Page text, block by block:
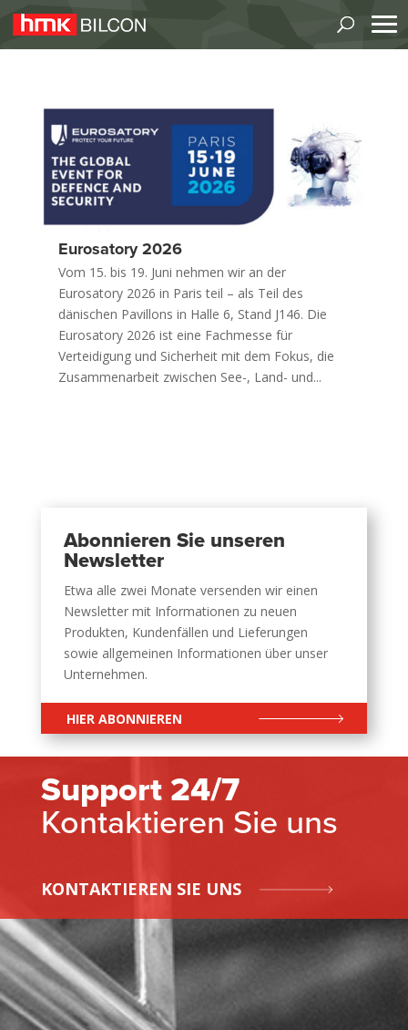
Eurosatory 2026
Vom 15. bis 19. Juni nehmen wir an der
Eurosatory 2026 in Paris teil – als Teil des
dänischen Pavillons in Halle 6, Stand J146. Die
Eurosatory 2026 ist eine Fachmesse für
Verteidigung und Sicherheit mit dem Fokus, die
Zusammenarbeit zwischen See-, Land- und...
Abonnieren Sie unseren
Newsletter
Etwa alle zwei Monate versenden wir einen
Newsletter mit Informationen zu neuen
Produkten, Kundenfällen und Lieferungen
sowie allgemeinen Informationen über unser
Unternehmen.
HIER ABONNIEREN
Support 24/7
Kontaktieren Sie uns
KONTAKTIEREN SIE UNS